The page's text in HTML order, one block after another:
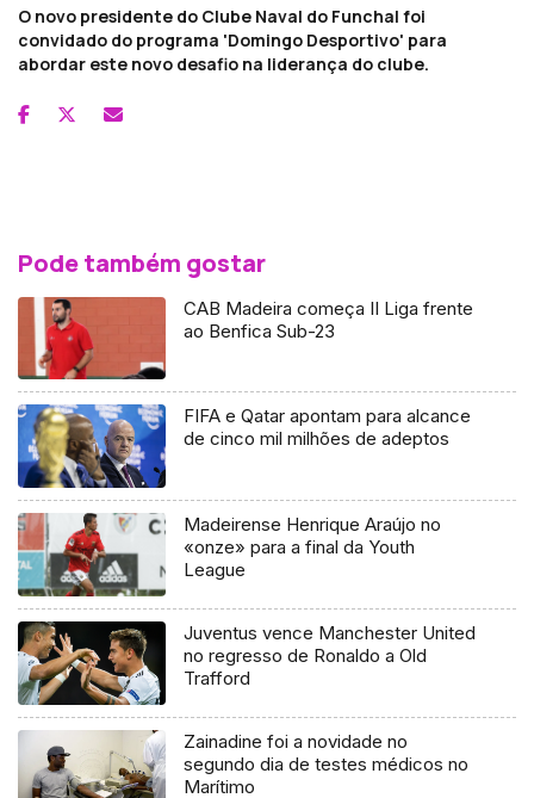
O novo presidente do Clube Naval do Funchal foi
convidado do programa 'Domingo Desportivo' para
abordar este novo desafio na liderança do clube.
Pode também gostar
CAB Madeira começa II Liga frente
ao Benfica Sub-23
FIFA e Qatar apontam para alcance
de cinco mil milhões de adeptos
Madeirense Henrique Araújo no
«onze» para a final da Youth
League
Juventus vence Manchester United
no regresso de Ronaldo a Old
Trafford
Zainadine foi a novidade no
segundo dia de testes médicos no
Marítimo